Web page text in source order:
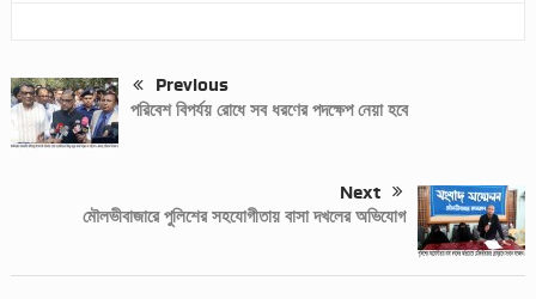
Previous
পরিবেশ বিপর্যয় রোধে সব ধরণের পদক্ষেপ নেয়া হবে
Next
মৌলভীবাজারে পুলিশের সহযোগীতায় বাসা দখলের অভিযোগ